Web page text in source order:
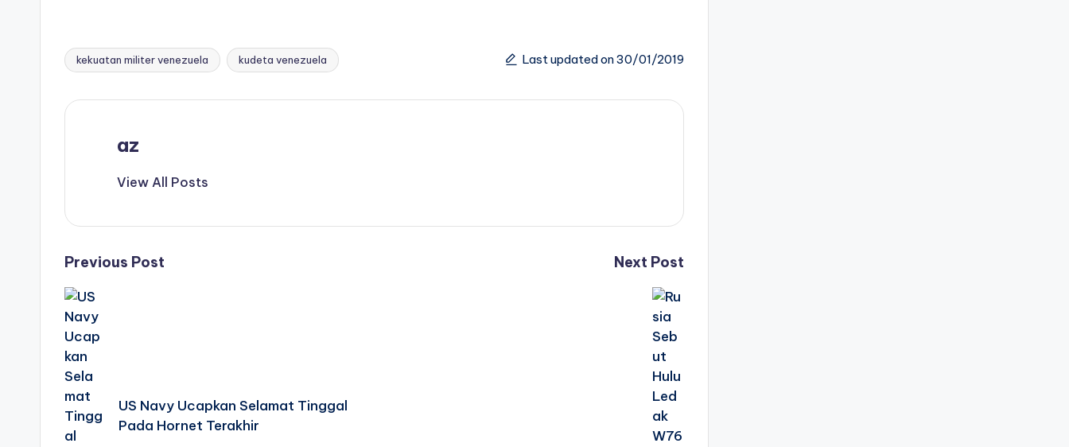
Tags:
kekuatan militer venezuela kudeta venezuela Last updated on 30/01/2019
az
View All Posts
Post
navigation
Previous Post
US Navy Ucapkan Selamat Tinggal
Pada Hornet Terakhir
Next Post